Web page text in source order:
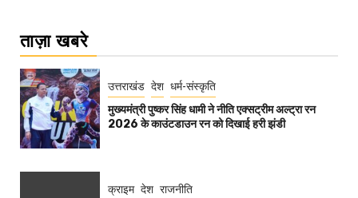
ताज़ा खबरे
उत्तराखंड देश धर्म-संस्कृति
मुख्यमंत्री पुष्कर सिंह धामी ने नीति एक्सट्रीम अल्ट्रा रन
2026 के काउंटडाउन रन को दिखाई हरी झंडी
क्राइम देश राजनीति